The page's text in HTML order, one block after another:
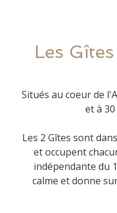
Les
Situés au coeur de
et à
Les 2 Gîtes sont
et occupent
indépendante du
calme et donne